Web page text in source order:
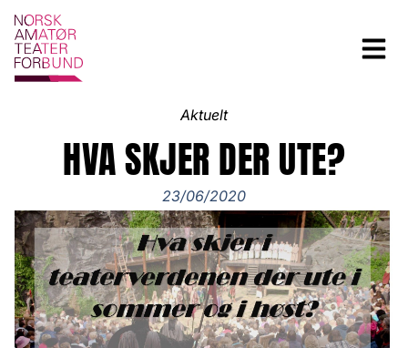
Aktuelt
HVA SKJER DER UTE?
23/06/2020